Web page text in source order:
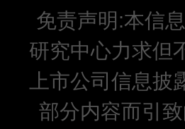
免责声明:本信
研究中心力求但
上市公司信息
部分内容而引